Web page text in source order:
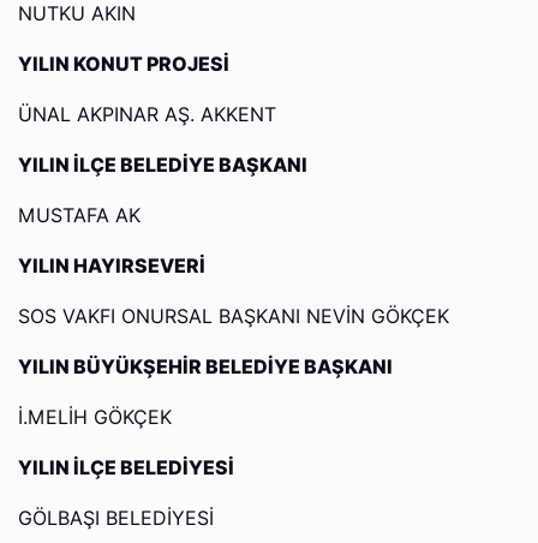
NUTKU AKIN
YILIN KONUT PROJESİ
ÜNAL AKPINAR AŞ. AKKENT
YILIN İLÇE BELEDİYE BAŞKANI
MUSTAFA AK
YILIN HAYIRSEVERİ
SOS VAKFI ONURSAL BAŞKANI NEVİN GÖKÇEK
YILIN BÜYÜKŞEHİR BELEDİYE BAŞKANI
İ.MELİH GÖKÇEK
YILIN İLÇE BELEDİYESİ
GÖLBAŞI BELEDİYESİ